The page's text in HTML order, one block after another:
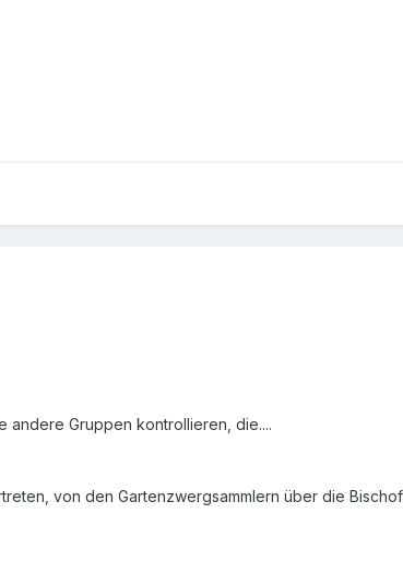
andere Gruppen kontrollieren, die....
von den Gartenzwergsammlern über die